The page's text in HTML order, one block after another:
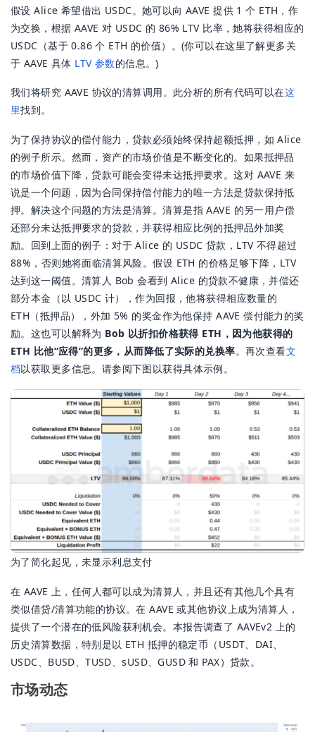
假设 Alice 希望借出 USDC。她可以向 AAVE 提供 1 个 ETH，作
为交换，根据 AAVE 对 USDC 的 86% LTV 比率，她将获得相应的
USDC（基于 0.86 个 ETH 的价值）。(你可以在这里了解更多关
于 AAVE 具体 LTV 参数的信息。)
我们将研究 AAVE 协议的清算调用。此分析的所有代码可以在这
里找到。
为了保持协议的偿付能力，贷款必须始终保持超额抵押，如 Alice
的例子所示。然而，资产的市场价值是不断变化的。如果抵押品
的市场价值下降，贷款可能会变得未达抵押要求。这对 AAVE 来
说是一个问题，因为合同保持偿付能力的唯一方法是贷款保持抵
押。解决这个问题的方法是清算。清算是指 AAVE 的另一用户偿
还部分未达抵押要求的贷款，并获得相应比例的抵押品外加奖
励。回到上面的例子：对于 Alice 的 USDC 贷款，LTV 不得超过
88%，否则她将面临清算风险。假设 ETH 的价格足够下降，LTV
达到这一阈值。清算人 Bob 会看到 Alice 的贷款不健康，并偿还
部分本金（以 USDC 计），作为回报，他将获得相应数量的
ETH（抵押品），外加 5% 的奖金作为他保持 AAVE 偿付能力的奖
励。这也可以解释为 Bob 以折扣价格获得 ETH，因为他获得的
ETH 比他“应得”的更多，从而降低了实际的兑换率。再次查看文
档以获取更多信息。请参阅下图以获得具体示例。
为了简化起见，未显示利息支付
在 AAVE 上，任何人都可以成为清算人，并且还有其他几个具有
类似借贷/清算功能的协议。在 AAVE 或其他协议上成为清算人，
提供了一个潜在的低风险获利机会。本报告调查了 AAVEv2 上的
历史清算数据，特别是以 ETH 抵押的稳定币（USDT、DAI、
USDC、BUSD、TUSD、sUSD、GUSD 和 PAX）贷款。
市场动态